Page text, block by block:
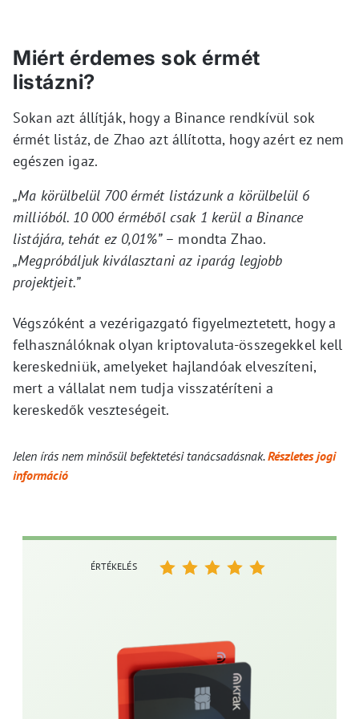
Miért érdemes sok érmét
listázni?
Sokan azt állítják, hogy a Binance rendkívül sok
érmét listáz, de Zhao azt állította, hogy azért ez nem
egészen igaz.
„Ma körülbelül 700 érmét listázunk a körülbelül 6
millióból. 10 000 érméből csak 1 kerül a Binance
listájára, tehát ez 0,01%”– mondta Zhao.
„Megpróbáljuk kiválasztani az iparág legjobb
projektjeit.”
Végszóként a vezérigazgató figyelmeztetett, hogy a
felhasználóknak olyan kriptovaluta-összegekkel kell
kereskedniük, amelyeket hajlandóak elveszíteni,
mert a vállalat nem tudja visszatéríteni a
kereskedők veszteségeit.
Jelen írás nem minősül befektetési tanácsadásnak.Részletes jogi
információ
ÉRTÉKELÉS